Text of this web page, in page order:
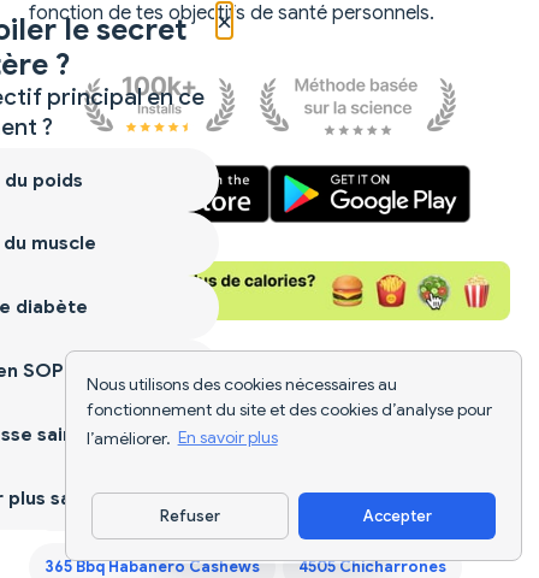
Nous utilisons des cookies nécessaires au
fonctionnement du site et des cookies d’analyse pour
l’améliorer. En savoir plus
Refuser Accepter
fonction de tes objectifs de santé personnels.
Aliments Nutritifs Similaires
1st Phorm Vegan Protein Bar
365 Bbq Habanero Cashews 4505 Chicharrones
Télécharger l'appli
×
le secret
?
principal en ce
?
poids
muscle
diabète
SOPK
saine
sain